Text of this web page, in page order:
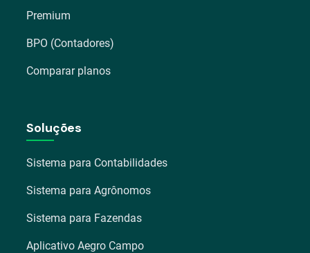
Premium
BPO (Contadores)
Comparar planos
Soluções
Sistema para Contabilidades
Sistema para Agrônomos
Sistema para Fazendas
Aplicativo Aegro Campo